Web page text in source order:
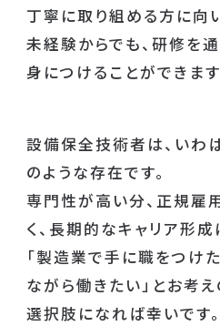
丁寧に取り組める方に向
未経験からでも、研修を
身につけることができます
設備保全技術者は、いわ
のような存在です。
専門性が高い分、正規雇
く、長期的なキャリア形成
「製造業で手に職をつけ
ながら働きたい」とお考
選択肢になれば幸いです。